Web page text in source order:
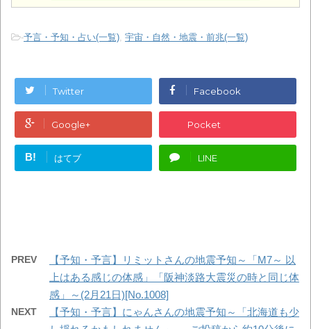
-予言・予知・占い(一覧), 宇宙・自然・地震・前兆(一覧)
Twitter Facebook
Google+ Pocket
B! はてブ LINE
PREV
【予知・予言】リミットさんの地震予知～「M7～ 以
上はある感じの体感」「阪神淡路大震災の時と同じ体
感」～(2月21日)[No.1008]
NEXT
【予知・予言】にゃんさんの地震予知～「北海道も少